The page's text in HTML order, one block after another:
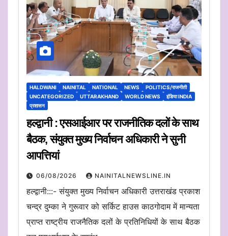
HALDWANI NAINITAL NATIONAL NEWS
POLITICS/राजनीती
UNCATEGORIZED
UTTARAKHAND WORLD NEWS
इंडिया INDIA
प्रशासन
हल्द्वानी : एसआईआर पर राजनीतिक दलों के साथ
बैठक, संयुक्त मुख्य निर्वाचन अधिकारी ने सुनी
आपत्तियां
06/08/2026 NAINITALNEWSLINE.IN
हल्द्वानी:::- संयुक्त मुख्य निर्वाचन अधिकारी उत्तराखंड प्रकाश
चन्द्र दुम्का ने गुरूवार को सर्किट हाउस काठगोदाम में मान्यता
प्राप्त राष्ट्रीय राजनैतिक दलों के प्रतिनिधियों के साथ बैठक